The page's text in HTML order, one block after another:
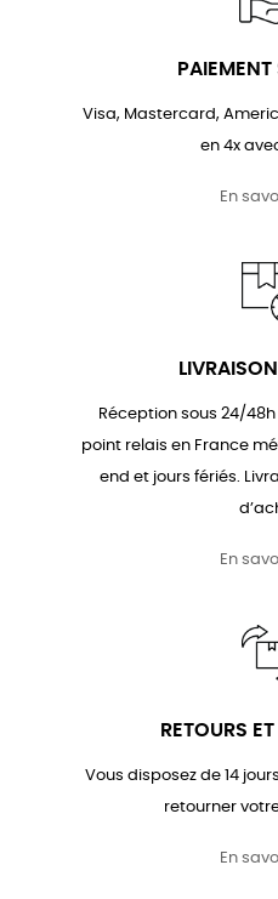
PAIEMENT
Visa, Mastercard,
en 4x
En
Réception sous 24/
point relais en France
end et jours fériés.
En
RETOURS
Vous disposez de 14
retourner
En